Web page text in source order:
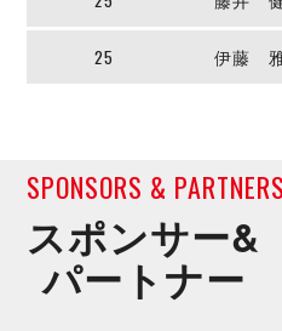
25 伊藤
SPONSORS & PARTNERS
スポンサー&
パートナー